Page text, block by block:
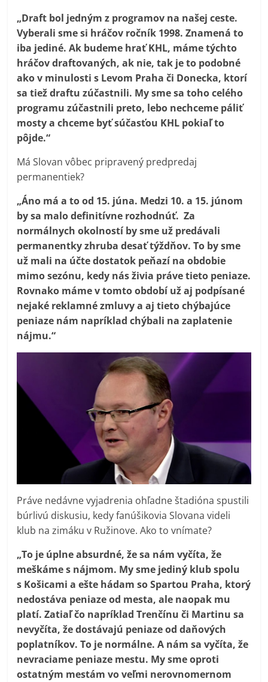
„Draft bol jedným z programov na našej ceste.
Vyberali sme si hráčov ročník 1998. Znamená to
iba jediné. Ak budeme hrať KHL, máme týchto
hráčov draftovaných, ak nie, tak je to podobné
ako v minulosti s Levom Praha či Donecka, ktorí
sa tiež draftu zúčastnili. My sme sa toho celého
programu zúčastnili preto, lebo nechceme páliť
mosty a chceme byť súčasťou KHL pokiaľ to
pôjde.“
Má Slovan vôbec pripravený predpredaj
permanentiek?
„Áno má a to od 15. júna. Medzi 10. a 15. júnom
by sa malo definitívne rozhodnúť. Za
normálnych okolností by sme už predávali
permanentky zhruba desať týždňov. To by sme
už mali na účte dostatok peňazí na obdobie
mimo sezónu, kedy nás živia práve tieto peniaze.
Rovnako máme v tomto období už aj podpísané
nejaké reklamné zmluvy a aj tieto chýbajúce
peniaze nám napríklad chýbali na zaplatenie
nájmu.“
Práve nedávne vyjadrenia ohľadne štadióna spustili
búrlivú diskusiu, kedy fanúšikovia Slovana videli
klub na zimáku v Ružinove. Ako to vnímate?
„To je úplne absurdné, že sa nám vyčíta, že
meškáme s nájmom. My sme jediný klub spolu
s Košicami a ešte hádam so Spartou Praha, ktorý
nedostáva peniaze od mesta, ale naopak mu
platí. Zatiaľ čo napríklad Trenčínu či Martinu sa
nevyčíta, že dostávajú peniaze od daňových
poplatníkov. To je normálne. A nám sa vyčíta, že
nevraciame peniaze mestu. My sme oproti
ostatným mestám vo veľmi nerovnomernom